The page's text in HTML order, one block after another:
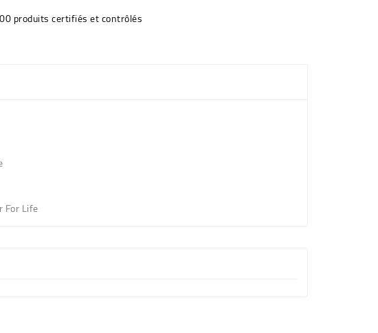
produits certifiés et contrôlés
For Life